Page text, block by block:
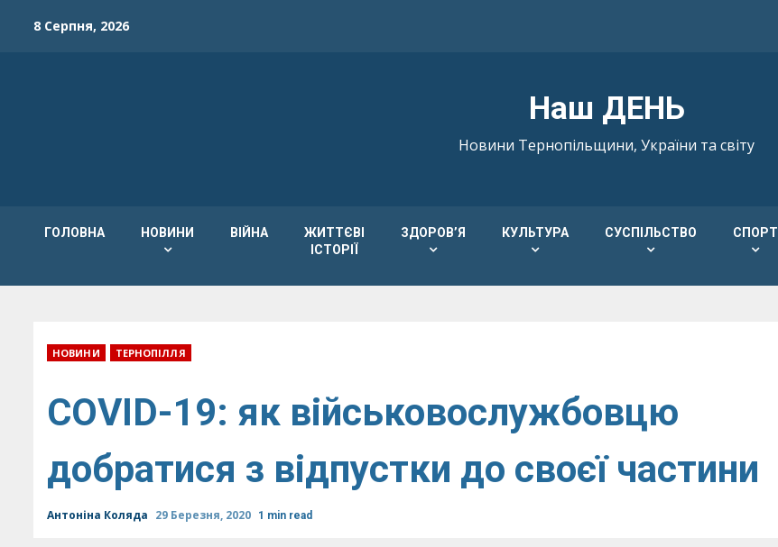
8 Серпня, 2026
Наш ДЕНЬ
Новини Тернопільщини, України та світу
ГОЛОВНА НОВИНИ ВІЙНА
ЖИТТЄВІ
ІСТОРІЇ
ЗДОРОВ’Я КУЛЬТУРА СУСПІЛЬСТВО СПОРТ
НОВИНИ ТЕРНОПІЛЛЯ
COVID-19: як військовослужбовцю
добратися з відпустки до своєї частини
Антоніна Коляда 29 Березня, 2020 1 min read